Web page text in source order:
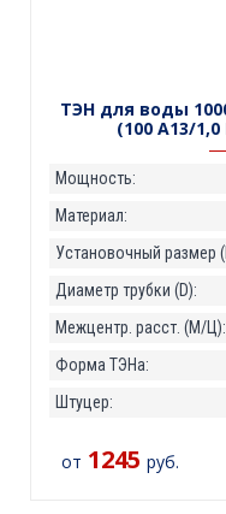
ТЭН для воды
(100 А13/
Мощность:
Материал:
Установочный размер
Диаметр трубки (D):
Межцентр. расст. (М/Ц):
Форма ТЭНа:
Штуцер:
от 1245 руб.